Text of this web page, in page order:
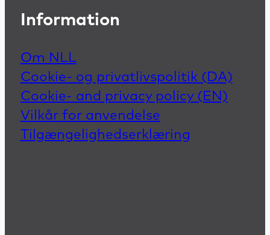
Information
Om NLL
Cookie- og privatlivspolitik (DA)
Cookie- and privacy policy (EN)
Vilkår for anvendelse
Tilgængelighedserklæring